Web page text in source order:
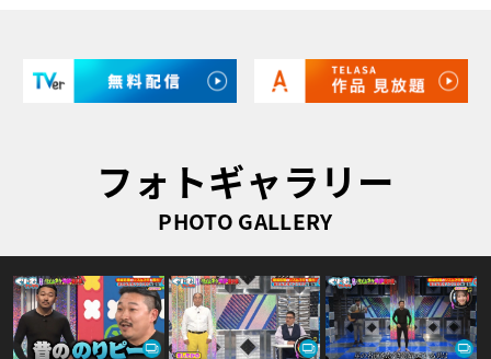
フォトギャラリー
PHOTO GALLERY